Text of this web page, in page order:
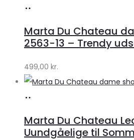
Klædeskabet.dk
Marta Du Chateau
2563-13 – Trendy
499,00 kr.
Klædeskabet.dk
Marta Du Chateau
Uundgåelige til